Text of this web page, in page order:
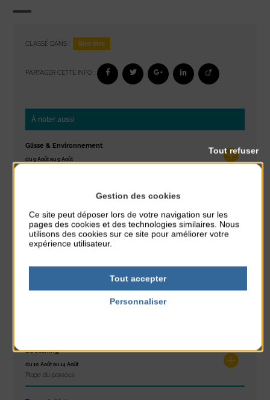
CLASSÉ DANS : Bien être
PARTAGER CETTE INFO :
À noter aussi
Glisse & Environnement
du 9 Août au 9 Août
du 9 Août au 9 Août
Place du Général de Gaulle
Exposition « Itinéraires »
Stretching
du 10 Août au 14 Août
Plage du passous
Gestion des cookies
Ce site peut déposer lors de votre navigation sur les
pages des cookies et des technologies similaires. Nous
utilisons des cookies sur ce site pour améliorer votre
expérience utilisateur.
Tout accepter
Tout refuser
Personnaliser